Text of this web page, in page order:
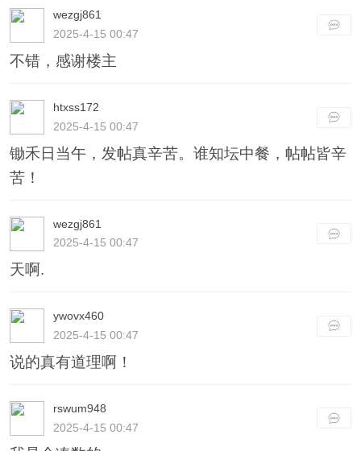
wezgj861
2025-4-15 00:47
不错，感谢楼主
htxss172
2025-4-15 00:47
锄禾日当午，发帖真辛苦。谁知坛中餐，帖帖皆辛
苦！
wezgj861
2025-4-15 00:47
天啊.
ywovx460
2025-4-15 00:47
说的真有道理啊！
rswum948
2025-4-15 00:47